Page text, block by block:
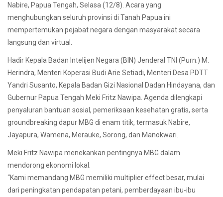
Nabire, Papua Tengah, Selasa (12/8). Acara yang
menghubungkan seluruh provinsi di Tanah Papua ini
mempertemukan pejabat negara dengan masyarakat secara
langsung dan virtual.
Hadir Kepala Badan Intelijen Negara (BIN) Jenderal TNI (Purn.) M.
Herindra, Menteri Koperasi Budi Arie Setiadi, Menteri Desa PDTT
Yandri Susanto, Kepala Badan Gizi Nasional Dadan Hindayana, dan
Gubernur Papua Tengah Meki Fritz Nawipa. Agenda dilengkapi
penyaluran bantuan sosial, pemeriksaan kesehatan gratis, serta
groundbreaking dapur MBG di enam titik, termasuk Nabire,
Jayapura, Wamena, Merauke, Sorong, dan Manokwari.
Meki Fritz Nawipa menekankan pentingnya MBG dalam
mendorong ekonomi lokal.
“Kami memandang MBG memiliki multiplier effect besar, mulai
dari peningkatan pendapatan petani, pemberdayaan ibu-ibu